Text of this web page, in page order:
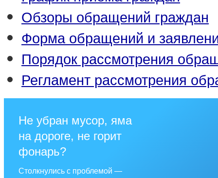
Обзоры обращений граждан
Форма обращений и
Порядок рассмотрения
Регламент рассмотрения
Не убран мусор, яма
на дороге, не горит
фонарь?
Столкнулись с проблемой —